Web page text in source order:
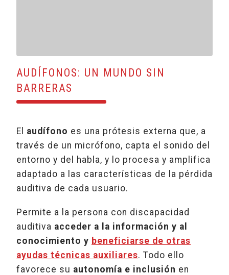
AUDÍFONOS: UN MUNDO SIN
BARRERAS
El audífono es una prótesis externa que, a
través de un micrófono, capta el sonido del
entorno y del habla, y lo procesa y amplifica
adaptado a las características de la pérdida
auditiva de cada usuario.
Permite a la persona con discapacidad
auditiva acceder a la información y al
conocimiento y beneficiarse de otras
ayudas técnicas auxiliares. Todo ello
favorece su autonomía e inclusión en